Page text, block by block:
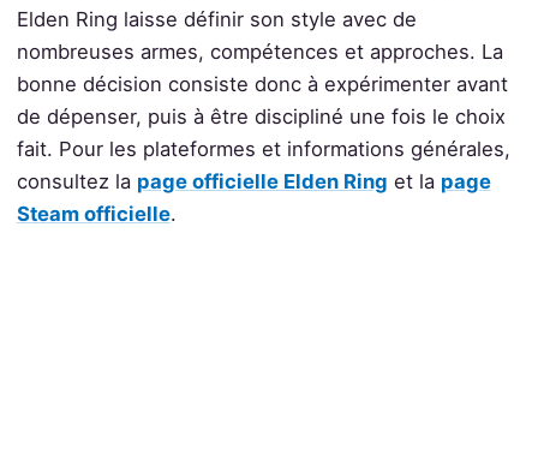
Elden Ring laisse définir son style avec de
nombreuses armes, compétences et approches. La
bonne décision consiste donc à expérimenter avant
de dépenser, puis à être discipliné une fois le choix
fait. Pour les plateformes et informations générales,
consultez la page officielle Elden Ring et la page
Steam officielle.